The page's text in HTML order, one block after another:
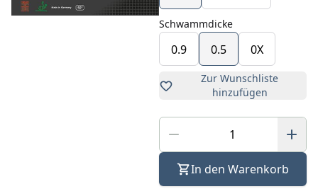
Schwammdicke
0.9 0.5 0X
Zur Wunschliste
hinzufügen
In den Warenkorb